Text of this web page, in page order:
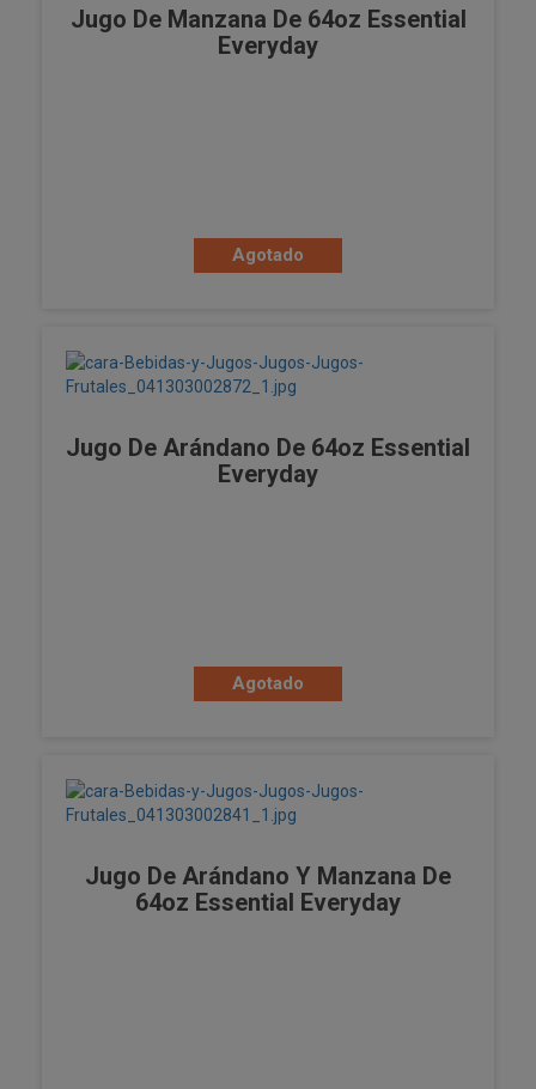
Jugo De Manzana De 64oz Essential
Everyday
Agotado
Jugo De Arándano De 64oz Essential
Everyday
Agotado
Jugo De Arándano Y Manzana De
64oz Essential Everyday